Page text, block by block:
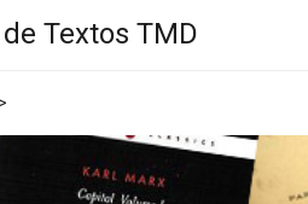
Textos TMD
>